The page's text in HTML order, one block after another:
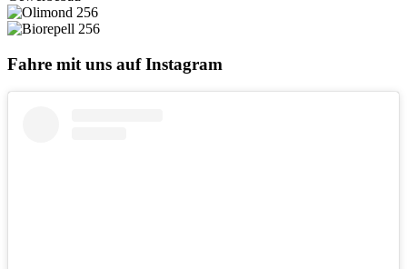
Fahre mit uns auf Instagram